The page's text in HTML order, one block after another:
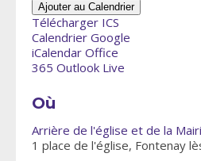
Ajouter au Calendrier
Télécharger ICS
Calendrier Google
iCalendar Office
365 Outlook Live
Où
Arrière de l'église et de la
1 place de l'église, Fontenay